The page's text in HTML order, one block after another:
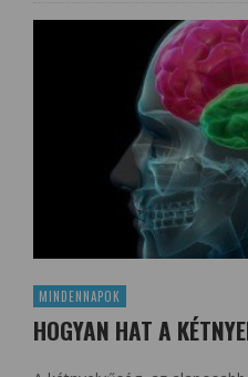
MINDENNAPOK
HOGYAN HAT A